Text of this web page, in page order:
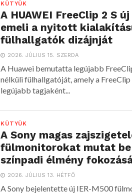
KÜTYÜK
A HUAWEI FreeClip 2 S
emeli a nyitott
fülhallgatók dizájnját
2026. JÚLIUS 15. SZERDA
A Huawei bemutatta legújabb
nélküli fülhallgatóját, amely a
legújabb tagjaként...
KÜTYÜK
A Sony magas
fülmonitorokat mutat be
színpadi élmény
2026. JÚLIUS 13. HÉTFŐ
A Sony bejelentette új IER-M500